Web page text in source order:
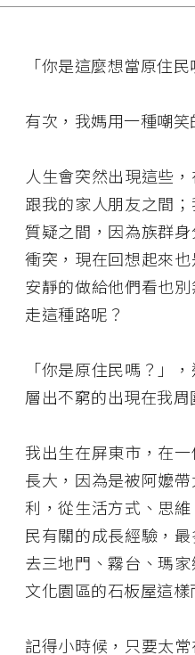
「你是這麼想當原住
有次，我媽用一種嘲笑
人生會突然出現這些
跟我的家人朋友之間
質疑之間，因為族群
衝突，現在回想起來
安靜的做給他們看也
走這種路呢？
「你是原住民嗎？」
層出不窮的出現在我周
我出生在屏東市，在
長大，因為是被阿嬤
利，從生活方式、思
民有關的成長經驗，
去三地門、霧台、瑪
文化園區的石板屋這樣
記得小時候，只要太